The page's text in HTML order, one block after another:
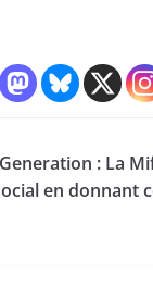
: La
en donnant